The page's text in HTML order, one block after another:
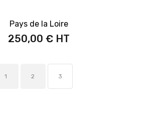
Pays de la Loire
250,00 €
1 2 3